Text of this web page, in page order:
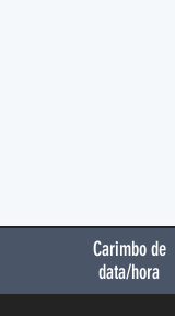
Carimbo de
data/hora